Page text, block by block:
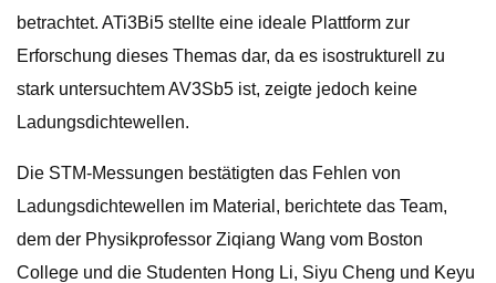
betrachtet. ATi3Bi5 stellte eine ideale Plattform zur
Erforschung dieses Themas dar, da es isostrukturell zu
stark untersuchtem AV3Sb5 ist, zeigte jedoch keine
Ladungsdichtewellen.
Die STM-Messungen bestätigten das Fehlen von
Ladungsdichtewellen im Material, berichtete das Team,
dem der Physikprofessor Ziqiang Wang vom Boston
College und die Studenten Hong Li, Siyu Cheng und Keyu